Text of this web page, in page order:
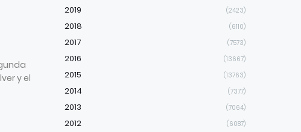
y el
2019 (2423)
2018 (6110)
2017 (7573)
2016 (13667)
2015 (13763)
2014 (7377)
2013 (7064)
2012 (6087)